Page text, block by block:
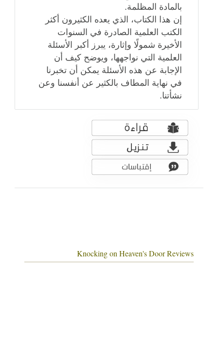
بالمادة المظلمة.
إن هذا الكتاب، الذي يعده الكثيرون أكثر
الكتب العلمية الصادرة في السنوات
الأخيرة شمولًا وإثارة، يبرز أكبر الأسئلة
العلمية التي نواجهها، ويوضح كيف أن
الإجابة عن هذه الأسئلة يمكن أن تخبرنا
في نهاية المطاف بالكثير عن أنفسنا وعن
نشأتنا.
Knocking on Heaven's Door Reviews